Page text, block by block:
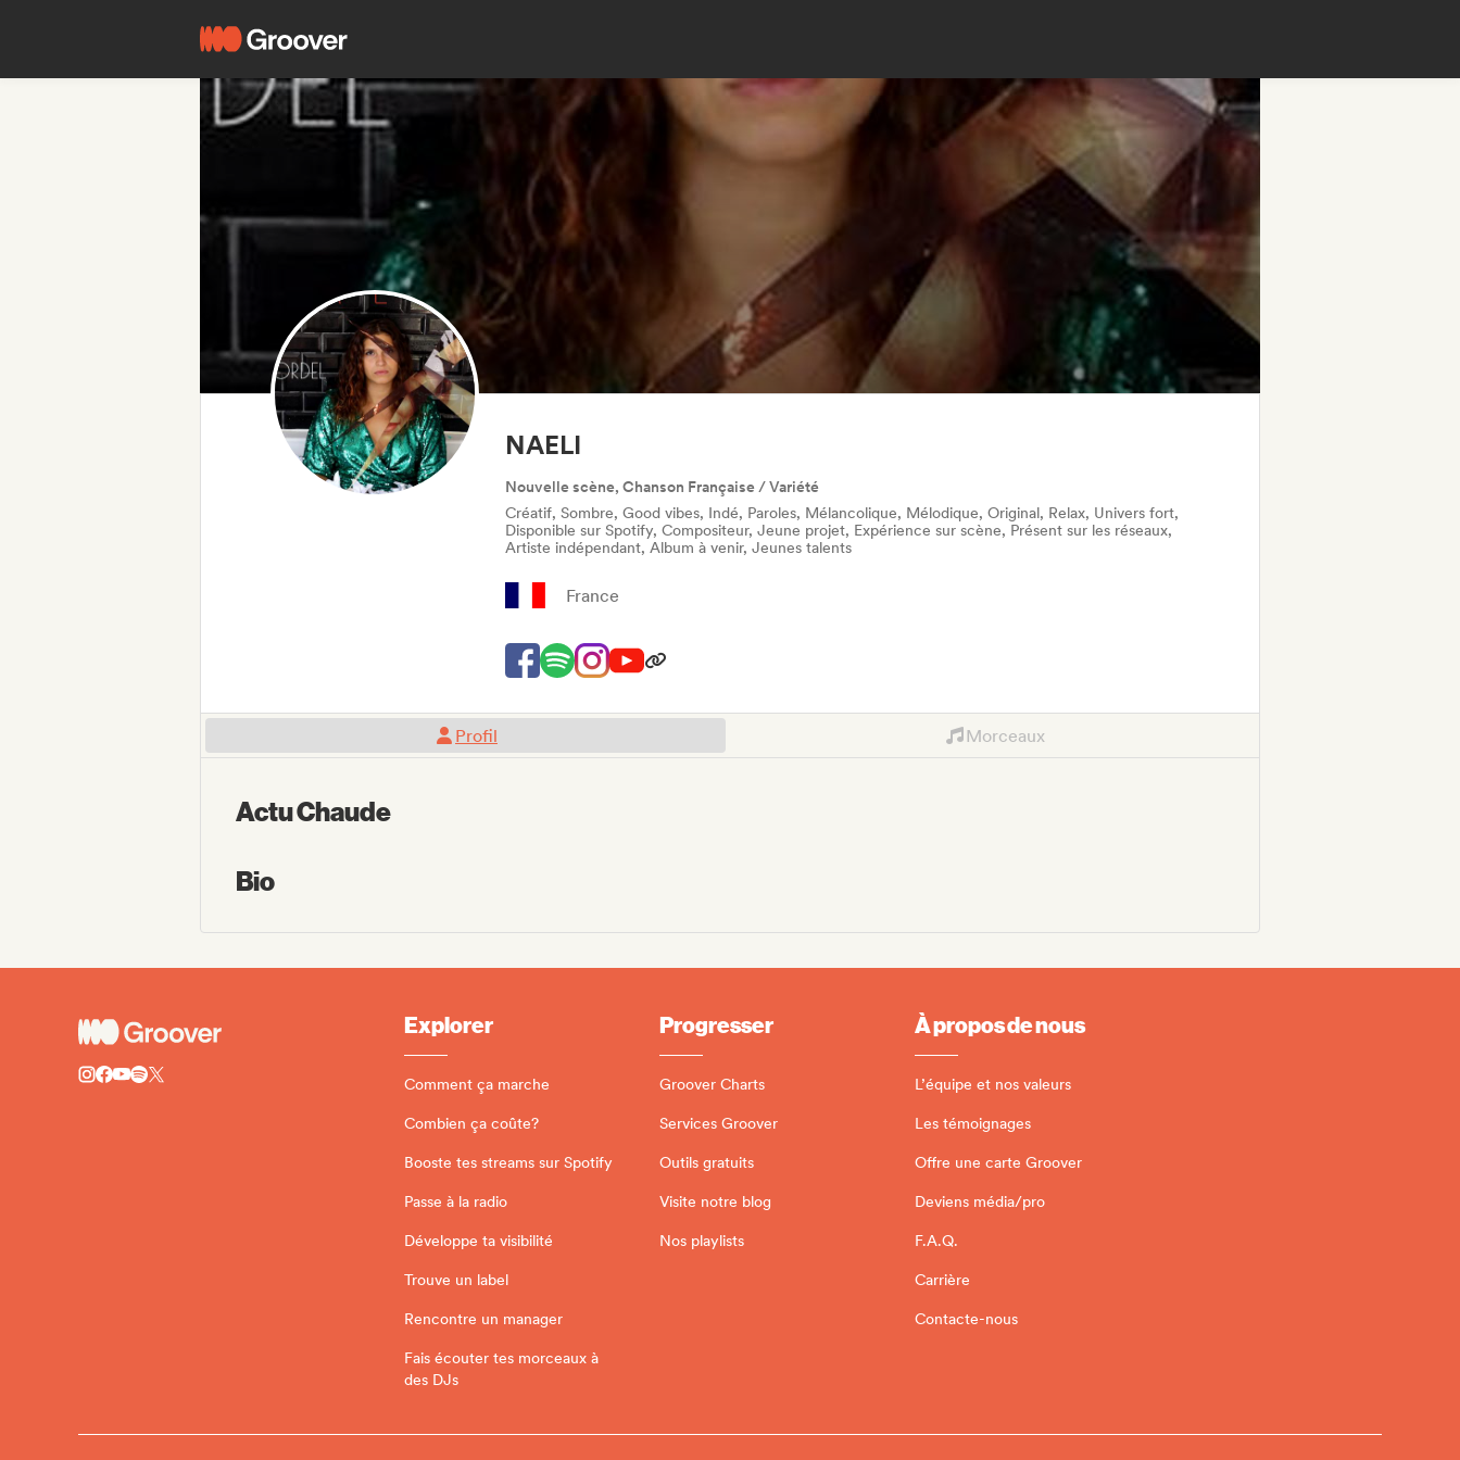
NAELI
Nouvelle scène, Chanson Française / Variété
Créatif, Sombre, Good vibes, Indé, Paroles, Mélancolique, Mélodique, Original, Relax, Univers fort,
Disponible sur Spotify, Compositeur, Jeune projet, Expérience sur scène, Présent sur les réseaux,
Artiste indépendant, Album à venir, Jeunes talents
France
Profil Morceaux
Actu Chaude
Bio
Explorer
Comment ça marche
Combien ça coûte?
Booste tes streams sur Spotify
Passe à la radio
Développe ta visibilité
Trouve un label
Rencontre un manager
Fais écouter tes morceaux à
des DJs
Progresser
Groover Charts
Services Groover
Outils gratuits
Visite notre blog
Nos playlists
À propos de nous
L’équipe et nos valeurs
Les témoignages
Offre une carte Groover
Deviens média/pro
F.A.Q.
Carrière
Contacte-nous